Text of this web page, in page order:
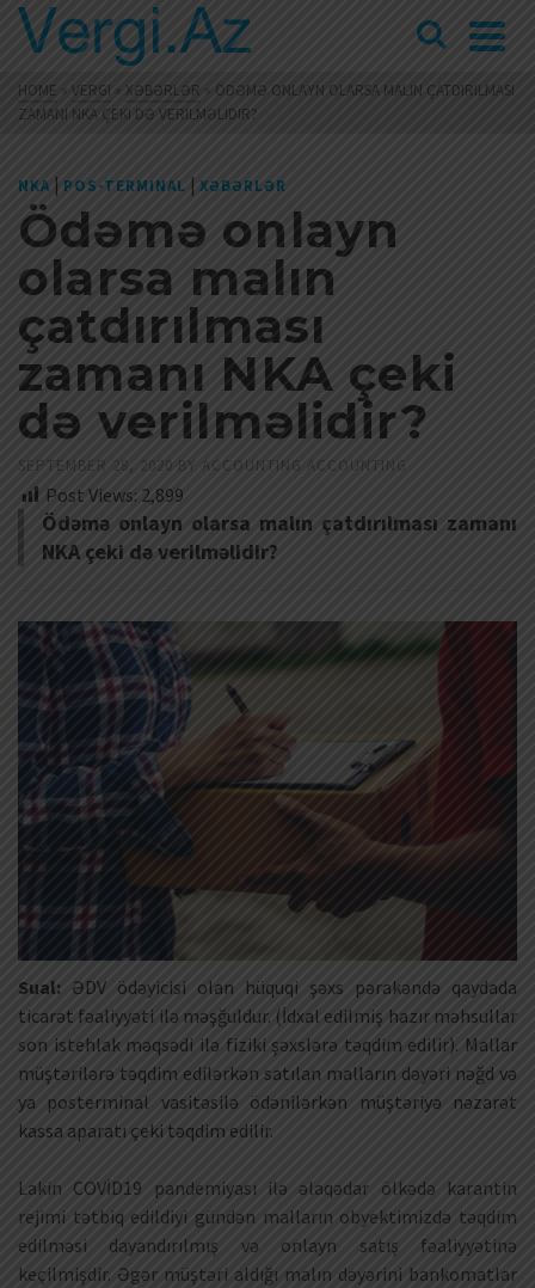
HOME » VERGI » XƏBƏRLƏR » ÖDƏMƏ ONLAYN OLARSA MALIN ÇATDIRILMASI
ZAMANI NKA ÇEKI DƏ VERILMƏLIDIR?
NKA | POS-TERMINAL | XƏBƏRLƏR
Ödəmə onlayn
olarsa malın
çatdırılması
zamanı NKA çeki
də verilməlidir?
SEPTEMBER 28, 2020 BY ACCOUNTING ACCOUNTING
Post Views: 2,899
Ödəmə onlayn olarsa malın çatdırılması zamanı
NKA çeki də verilməlidir?
Sual: ƏDV ödəyicisi olan hüquqi şəxs pərakəndə qaydada
ticarət fəaliyyəti ilə məşğuldur. (İdxal edilmiş hazır məhsullar
son istehlak məqsədi ilə fiziki şəxslərə təqdim edilir). Mallar
müştərilərə təqdim edilərkən satılan malların dəyəri nəğd və
ya posterminal vasitəsilə ödənilərkən müştəriyə nəzarət
kassa aparatı çeki təqdim edilir.
Lakin COVİD19 pandemiyası ilə əlaqədar ölkədə karantin
rejimi tətbiq edildiyi gündən malların obyektimizdə təqdim
edilməsi dayandırılmış və onlayn satış fəaliyyətinə
keçilmişdir. Əgər müştəri aldığı malın dəyərini bankomatlar